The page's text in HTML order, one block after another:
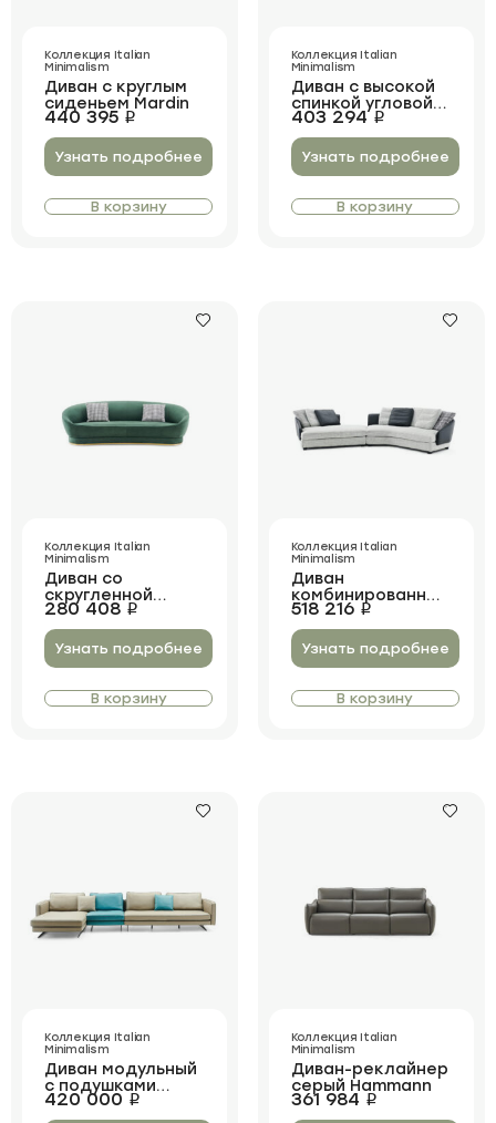
Диван с круглым
сиденьем Mardin
Коллекция Italian
Minimalism
440 395 i
Узнать подробнее
В корзину
Диван с высокой
спинкой угловой
Burdur Corner
Коллекция Italian
Minimalism
403 294 i
Узнать подробнее
В корзину
Диван со
скругленной
спинкой Desmond
Коллекция Italian
Minimalism
280 408 i
Узнать подробнее
В корзину
Диван
комбинированный
угловой Ferris
Коллекция Italian
Minimalism
518 216 i
Узнать подробнее
В корзину
Диван модульный
с подушками
Arche
Коллекция Italian
Minimalism
420 000 i
Диван-реклайнер
серый Hammann
Коллекция Italian
Minimalism
361 984 i